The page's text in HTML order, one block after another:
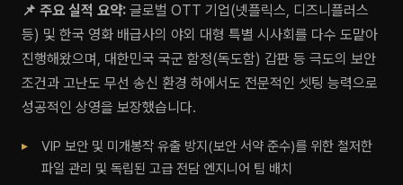
📌 주요 실적 요약: 글로벌 OTT 기업(넷플릭스, 디즈니플러스
등) 및 한국 영화 배급사의 야외 대형 특별 시사회를 다수 도맡아
진행해왔으며, 대한민국 국군 함정(독도함) 갑판 등 극도의 보안
조건과 고난도 무선 송신 환경 하에서도 전문적인 셋팅 능력으로
성공적인 상영을 보장했습니다.
VIP 보안 및 미개봉작 유출 방지(보안 서약 준수)를 위한 철저한
파일 관리 및 독립된 고급 전담 엔지니어 팀 배치